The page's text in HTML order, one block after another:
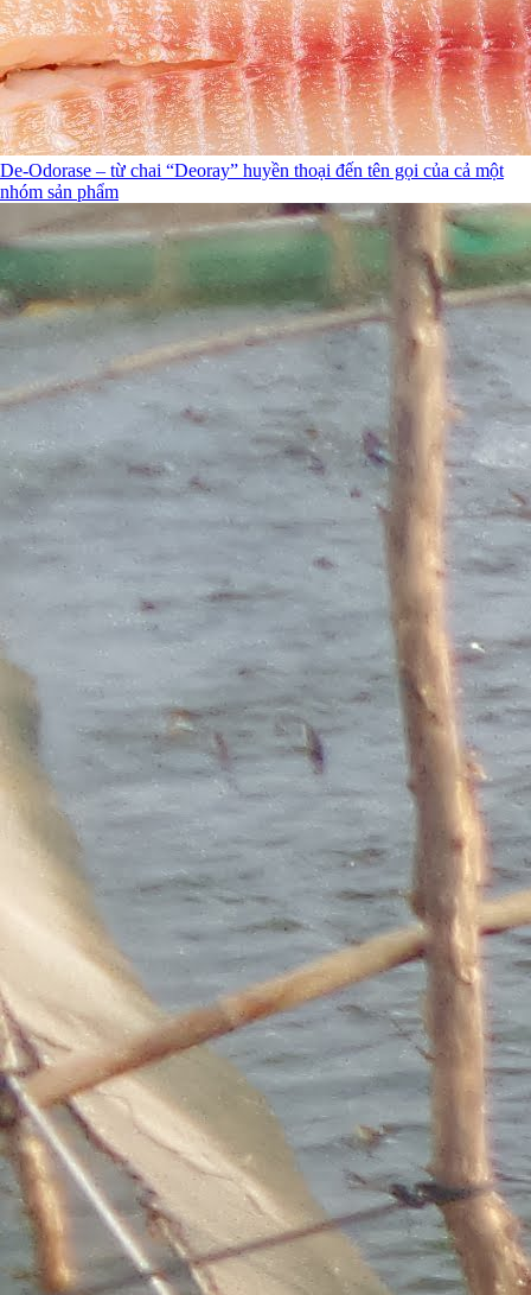
De-Odorase – từ chai “Deoray” huyền thoại đến tên gọi của cả một
nhóm sản phẩm